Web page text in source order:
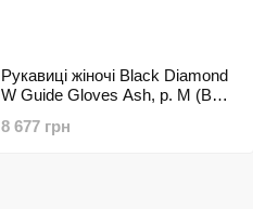
Рукавиці жіночі Black Diamond
W Guide Gloves Ash, р. M (BD
8 677 грн